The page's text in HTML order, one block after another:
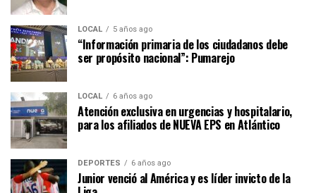
LOCAL 5 años ago
“Información primaria de los ciudadanos debe
ser propósito nacional”: Pumarejo
LOCAL 6 años ago
Atención exclusiva en urgencias y hospitalario,
para los afiliados de NUEVA EPS en Atlántico
DEPORTES 6 años ago
Junior venció al América y es líder invicto de la